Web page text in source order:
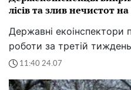
лісів та злив нечистот
Державні екоінспектори
роботи за третій
11:40 24.07